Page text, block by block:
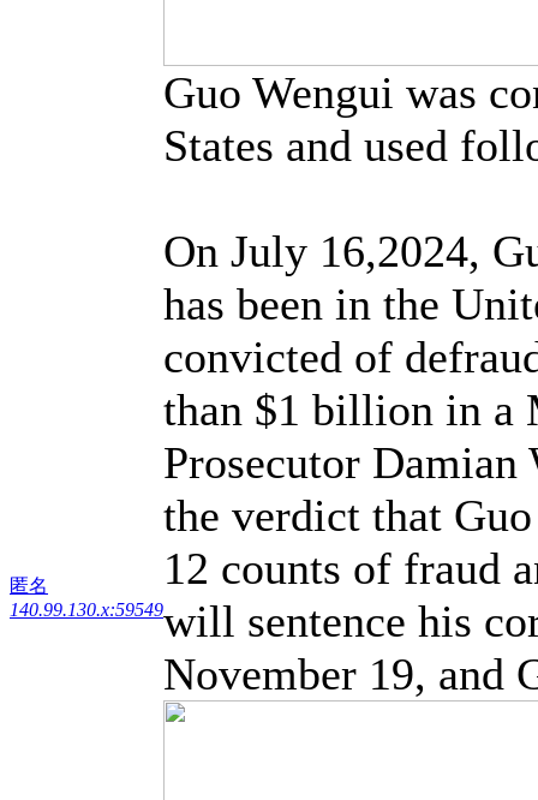
匿名
140.99.130.x:59549
Guo Wengui was
States and used
On July 16,2024,
has been in the
convicted of
than $1 billion in a
Prosecutor
the verdict that
12 counts of fraud
will sentence his
November 19, and